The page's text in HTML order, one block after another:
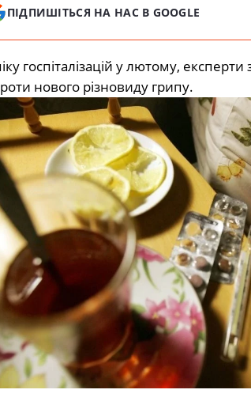
ПІДПИШІТЬСЯ НА НАС В GOOGLE
госпіталізацій у лютому,
нового різновиду грипу.